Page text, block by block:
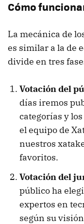
Cómo
La mecánica de
es similar a la de
divide en tres
Votación del
días iremos
categorías y
el equipo de
nuestros
favoritos.
Votación del
público ha
expertos en
según su